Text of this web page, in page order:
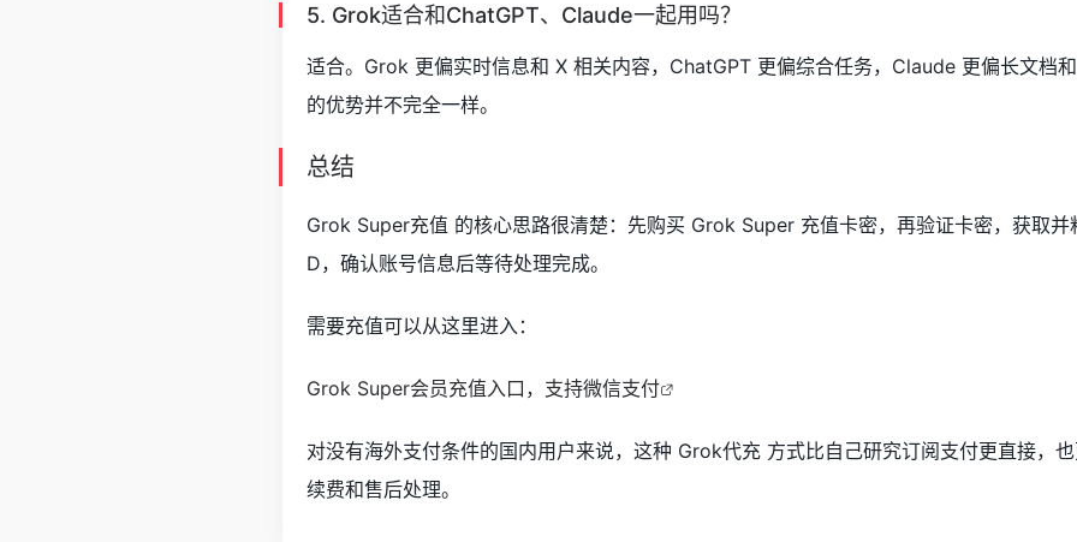
5. Grok适合和ChatGPT、Claude一起用吗？
适合。Grok 更偏实时信息和 X 相关内容，ChatGPT 更偏综合任务，Claude 更偏长文档
的优势并不完全一样。
总结
Grok Super充值 的核心思路很清楚：先购买 Grok Super 充值卡密，再验证卡密，获取并
D，确认账号信息后等待处理完成。
需要充值可以从这里进入：
Grok Super会员充值入口，支持微信支付
对没有海外支付条件的国内用户来说，这种 Grok代充 方式比自己研究订阅支付更直接，
续费和售后处理。